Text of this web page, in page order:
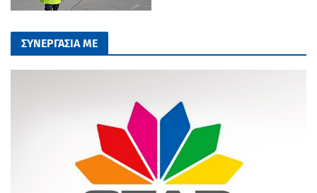
ΣΥΝΕΡΓΑΣΙΑ ΜΕ